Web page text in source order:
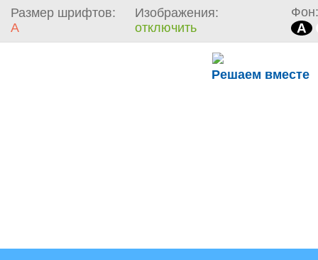
Размер шрифтов:
A
Изображения:
отключить
Фон:
A
Решаем вместе